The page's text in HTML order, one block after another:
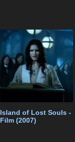
Island of Lost Souls -
Film (2007)